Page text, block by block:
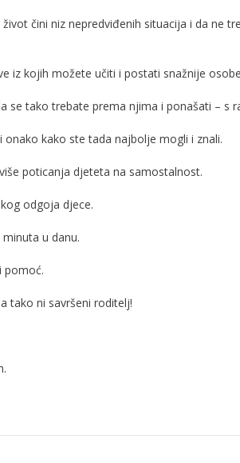
čini niz nepredviđenih situacija i da ne
iz kojih možete učiti i postati snažnije
se tako trebate prema njima i ponašati – s
onako kako ste tada najbolje mogli i znali.
poticanja djeteta na samostalnost.
odgoja djece.
u danu.
pomoć.
tako ni savršeni roditelj!